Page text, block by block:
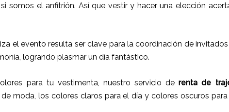
somos el anfitrión. Así que vestir y hacer una elección
el evento resulta ser clave para la coordinación de
logrando plasmar un día fantástico.
para tu vestimenta, nuestro servicio derenta de
moda, los colores claros para el día y colores oscuros